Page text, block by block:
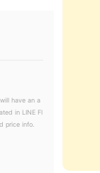
have an a
in LINE Fl
price info.